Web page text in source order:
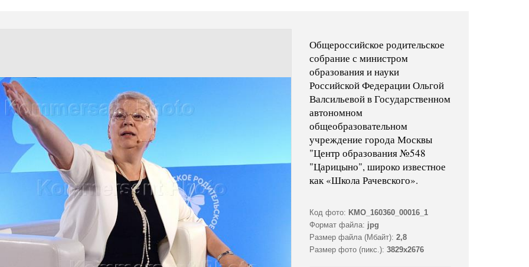
Общероссийское родительское
собрание с министром
образования и науки
Российской Федерации Ольгой
Валсильевой в Государственном
автономном
общеобразовательном
учреждение города Москвы
"Центр образования №548
"Царицыно", широко известное
как «Школа Рачевского».
Код фото: KMO_160360_00016_1
Формат файла: jpg
Размер файла (Мбайт): 2,8
Размер фото (пикс.): 3829x2676